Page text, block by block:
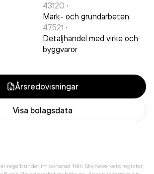
43120 ·
Mark- och grundarbeten
47521 ·
Detaljhandel med virke och
byggvaror
Årsredovisningar
Visa bolagsdata
regelbundet importerad från Skatteverkets register,